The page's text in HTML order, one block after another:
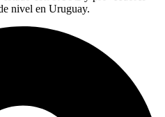
nivel en Uruguay.